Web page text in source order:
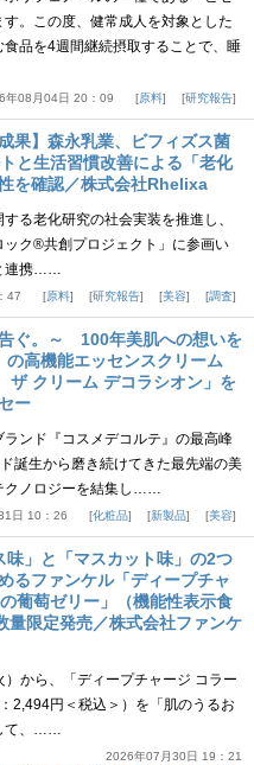
。この度、健常成人を対象とした
品を4週間継続摂取することで、睡
年08月04日 20：09 原料 研究報告
果】森永乳業、ビフィズス菌
と生活習慣改善による「老化
を確認／株式会社Rhelixa
る老化研究の社会実装を推進し、
ク®共創プロジェクト」に参画い
連携……
47 原料 研究報告 美容 調査
ぐ。～ 100年美肌への想いを
高機能エッセンスクリーム
ザ クリーム デコラシオン」を
ー
ンド『コスメデコルテ』の最高峰
誕生から磨き続けてきた最先端の美
クノロジーを結集し……
日 10：26 化粧品 新製品 美容
味」と「マスカット味」の2つ
るファンケル「ディープチャ
葡萄ゼリー」（機能性表示食
量限定発売／株式会社ファンケ
から、「ディープチャージ コラー
2,494円＜税込＞）を「肌のうるお
て、……
2026年07月30日 19：21